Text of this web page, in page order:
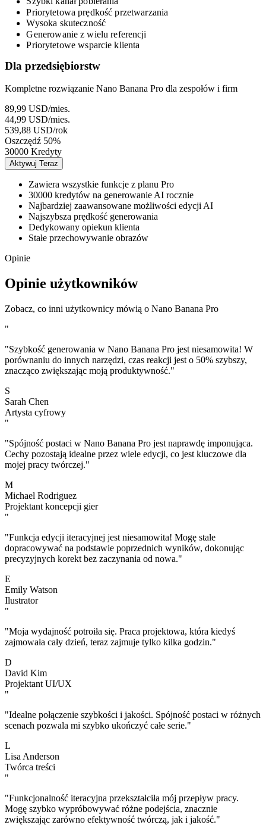
Priorytetowa prędkość przetwarzania
Wysoka skuteczność
Generowanie z wielu referencji
Priorytetowe wsparcie klienta
Dla przedsiębiorstw
Kompletne rozwiązanie Nano Banana Pro dla zespołów i firm
89,99 USD/mies.
44,99 USD/mies.
539,88 USD/rok
Oszczędź 50%
30000 Kredyty
Aktywuj Teraz
Zawiera wszystkie funkcje z planu Pro
30000 kredytów na generowanie AI rocznie
Najbardziej zaawansowane możliwości edycji AI
Najszybsza prędkość generowania
Dedykowany opiekun klienta
Stałe przechowywanie obrazów
Opinie
Opinie użytkowników
Zobacz, co inni użytkownicy mówią o Nano Banana Pro
"
"Szybkość generowania w Nano Banana Pro jest niesamowita! W
porównaniu do innych narzędzi, czas reakcji jest o 50% szybszy,
znacząco zwiększając moją produktywność."
S
Sarah Chen
Artysta cyfrowy
"
"Spójność postaci w Nano Banana Pro jest naprawdę imponująca.
Cechy pozostają idealne przez wiele edycji, co jest kluczowe dla
mojej pracy twórczej."
M
Michael Rodriguez
Projektant koncepcji gier
"
"Funkcja edycji iteracyjnej jest niesamowita! Mogę stale
dopracowywać na podstawie poprzednich wyników, dokonując
precyzyjnych korekt bez zaczynania od nowa."
E
Emily Watson
Ilustrator
"
"Moja wydajność potroiła się. Praca projektowa, która kiedyś
zajmowała cały dzień, teraz zajmuje tylko kilka godzin."
D
David Kim
Projektant UI/UX
"
"Idealne połączenie szybkości i jakości. Spójność postaci w różnych
scenach pozwala mi szybko ukończyć całe serie."
L
Lisa Anderson
Twórca treści
"
"Funkcjonalność iteracyjna przekształciła mój przepływ pracy.
Mogę szybko wypróbowywać różne podejścia, znacznie
zwiększając zarówno efektywność twórczą, jak i jakość."